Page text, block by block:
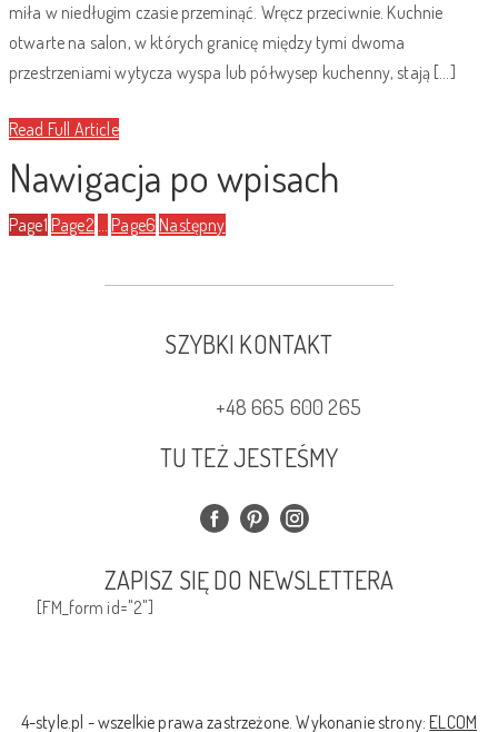
miła w niedługim czasie przeminąć. Wręcz przeciwnie. Kuchnie
otwarte na salon, w których granicę między tymi dwoma
przestrzeniami wytycza wyspa lub półwysep kuchenny, stają […]
Read Full Article
Nawigacja po wpisach
Page1 Page2 … Page6 Następny
SZYBKI KONTAKT
+48 665 600 265
TU TEŻ JESTEŚMY
ZAPISZ SIĘ DO NEWSLETTERA
[FM_form id="2"]
4-style.pl - wszelkie prawa zastrzeżone. Wykonanie strony: ELCOM